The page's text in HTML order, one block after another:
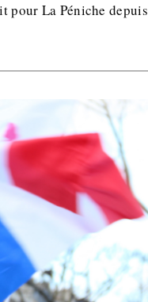
pour La Péniche depuis